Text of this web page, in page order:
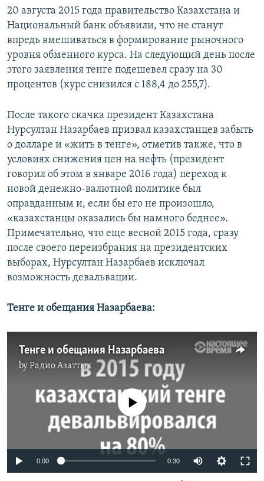
20 августа 2015 года правительство Казахстана и
Национальный банк объявили, что не станут
впредь вмешиваться в формирование рыночного
уровня обменного курса. На следующий день после
этого заявления тенге подешевел сразу на 30
процентов (курс снизился с 188,4 до 255,7).
После такого скачка президент Казахстана
Нурсултан Назарбаев призвал казахстанцев забыть
о долларе и «жить в тенге», отметив также, что в
условиях снижения цен на нефть (президент
говорил об этом в январе 2016 года) переход к
новой денежно-валютной политике был
оправданным и, если бы его не произошло,
«казахстанцы оказались бы намного беднее».
Примечательно, что еще весной 2015 года, сразу
после своего переизбрания на президентских
выборах, Нурсултан Назарбаев исключал
возможность девальвации.
Тенге и обещания Назарбаева:
Тенге и обещания Назарбаева
byРадио Азаттык
No media source currently available
0:00 0:30